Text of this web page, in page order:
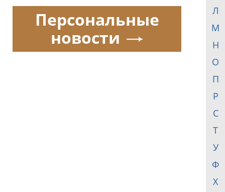
Л
М
Н
О
П
Р
С
Т
У
Ф
Х
Персональные
новости